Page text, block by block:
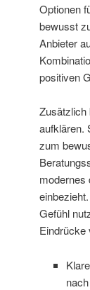
Optionen
bewusst
Anbieter
positiven
Zusätzlich
aufklären.
zum
modernes
Gefühl
Eindrücke